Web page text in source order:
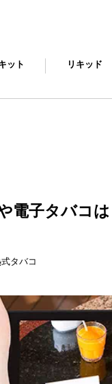
ット リキッド
電子タバコ
タバコ